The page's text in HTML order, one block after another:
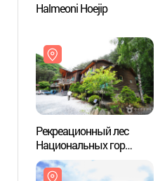
Halmeoni Hoejip
Рекреационный лес
Национальных гор
Каривансан (국립
가리왕산자연휴양림)